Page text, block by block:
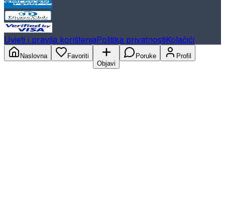
Uvjeti i pravila korištenjaPolitika privatnostiKolačići
Naslovna
Favoriti
Objavi
Poruke Profil